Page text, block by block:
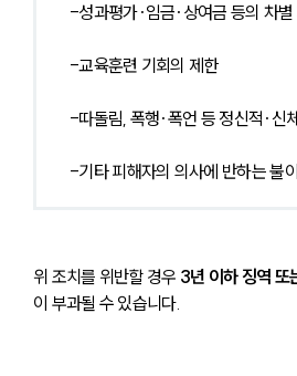
-성과평가·임금·상여금 등의 차별
-교육훈련 기회의 제한
-따돌림, 폭행·폭언 등 정신적·신
-기타 피해자의 의사에 반하는 불
위 조치를 위반할 경우 3년 이하 징역 또
이 부과될 수 있습니다.